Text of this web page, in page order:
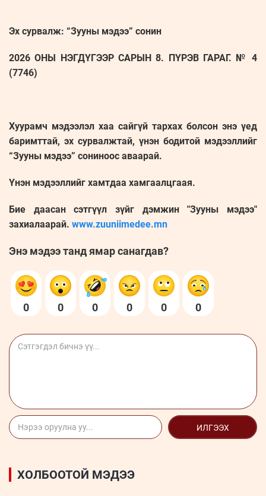
Эх сурвалж: “Зууны мэдээ” сонин
2026 ОНЫ НЭГДҮГЭЭР САРЫН 8. ПҮРЭВ ГАРАГ. № 4
(7746)
Хуурамч мэдээлэл хаа сайгүй тархах болсон энэ үед
баримттай, эх сурвалжтай, үнэн бодитой мэдээллийг
“Зууны мэдээ” сониноос аваарай.
Үнэн мэдээллийг хамтдаа хамгаалцгаая.
Бие даасан сэтгүүл зүйг дэмжин "Зууны мэдээ"
захиалаарай. www.zuuniimedee.mn
Энэ мэдээ танд ямар санагдав?
0 0 0 0 0 0
ИЛГЭЭХ
ХОЛБООТОЙ МЭДЭЭ